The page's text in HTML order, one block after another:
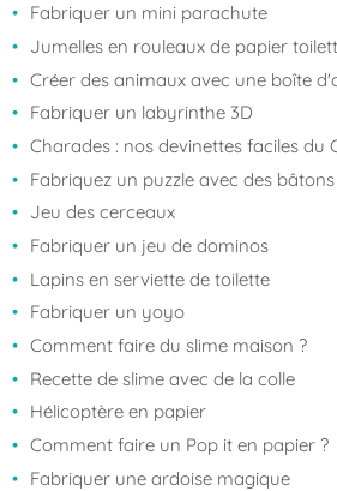
Fabriquer un mini parachute
Jumelles en rouleaux de papier
Créer des animaux avec une boîte
Fabriquer un labyrinthe 3D
Charades : nos devinettes faciles du
Fabriquez un puzzle avec des
Jeu des cerceaux
Fabriquer un jeu de dominos
Lapins en serviette de toilette
Fabriquer un yoyo
Comment faire du slime maison ?
Recette de slime avec de la colle
Hélicoptère en papier
Comment faire un Pop it en papier ?
Fabriquer une ardoise magique